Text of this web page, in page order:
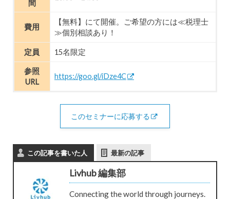
間
費用
【無料】にて開催。ご希望の方には≪税理士
≫個別相談あり！
定員 15名限定
参照
URL
https://goo.gl/iDze4C
このセミナーに応募する
この記事を書いた人 最新の記事
Livhub 編集部
Connecting the world through journeys.